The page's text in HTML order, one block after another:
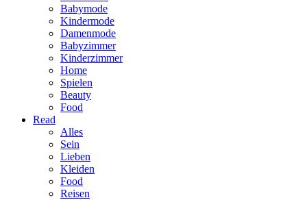
Babymode
Kindermode
Damenmode
Babyzimmer
Kinderzimmer
Home
Spielen
Beauty
Food
Read
Alles
Sein
Lieben
Kleiden
Food
Reisen